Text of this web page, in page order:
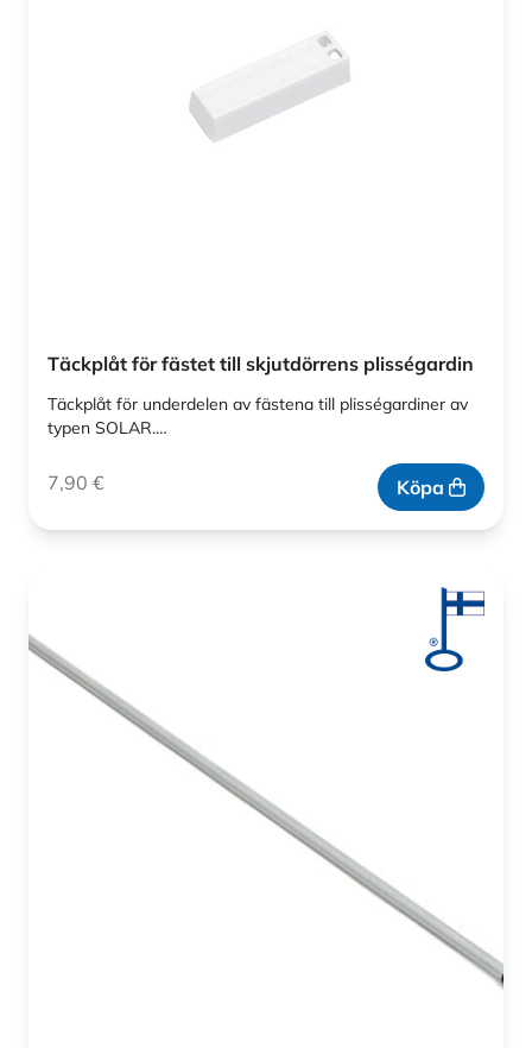
Täckplåt för fästet till skjutdörrens plisségardin
Täckplåt för underdelen av fästena till plisségardiner av
typen SOLAR.…
7,90 € Köpa